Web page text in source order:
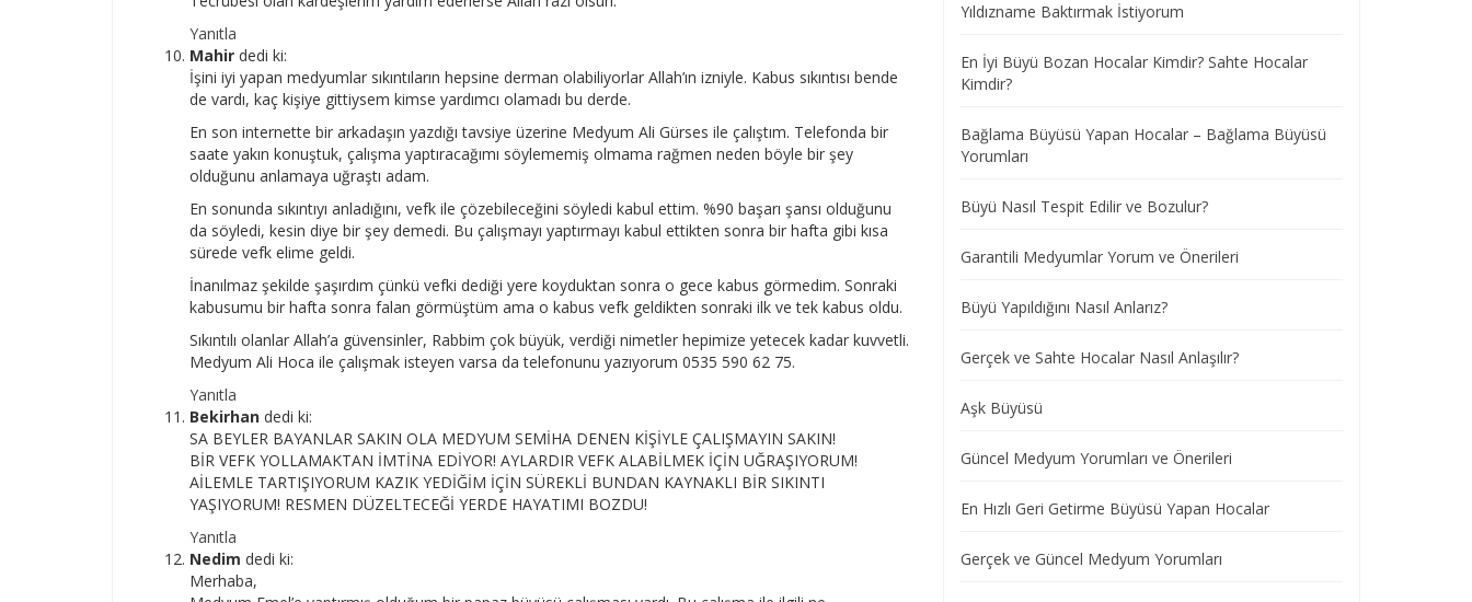
Yanıtla
Mahir dedi ki:
İşini iyi yapan medyumlar sıkıntıların hepsine derman olabiliyorlar Allah’ın izniyle. Kabus sıkıntısı bende
de vardı, kaç kişiye gittiysem kimse yardımcı olamadı bu derde.
En son internette bir arkadaşın yazdığı tavsiye üzerine Medyum Ali Gürses ile çalıştım. Telefonda bir
saate yakın konuştuk, çalışma yaptıracağımı söylememiş olmama rağmen neden böyle bir şey
olduğunu anlamaya uğraştı adam.
En sonunda sıkıntıyı anladığını, vefk ile çözebileceğini söyledi kabul ettim. %90 başarı şansı olduğunu
da söyledi, kesin diye bir şey demedi. Bu çalışmayı yaptırmayı kabul ettikten sonra bir hafta gibi kısa
sürede vefk elime geldi.
İnanılmaz şekilde şaşırdım çünkü vefki dediği yere koyduktan sonra o gece kabus görmedim. Sonraki
kabusumu bir hafta sonra falan görmüştüm ama o kabus vefk geldikten sonraki ilk ve tek kabus oldu.
Sıkıntılı olanlar Allah’a güvensinler, Rabbim çok büyük, verdiği nimetler hepimize yetecek kadar kuvvetli.
Medyum Ali Hoca ile çalışmak isteyen varsa da telefonunu yazıyorum 0535 590 62 75.
Yanıtla
Bekirhan dedi ki:
SA BEYLER BAYANLAR SAKIN OLA MEDYUM SEMİHA DENEN KİŞİYLE ÇALIŞMAYIN SAKIN!
BİR VEFK YOLLAMAKTAN İMTİNA EDİYOR! AYLARDIR VEFK ALABİLMEK İÇİN UĞRAŞIYORUM!
AİLEMLE TARTIŞIYORUM KAZIK YEDİĞİM İÇİN SÜREKLİ BUNDAN KAYNAKLI BİR SIKINTI
YAŞIYORUM! RESMEN DÜZELTECEĞİ YERDE HAYATIMI BOZDU!
Yanıtla
Nedim dedi ki:
Merhaba,
Yıldızname Baktırmak İstiyorum
En İyi Büyü Bozan Hocalar Kimdir? Sahte Hocalar
Kimdir?
Bağlama Büyüsü Yapan Hocalar – Bağlama Büyüsü
Yorumları
Büyü Nasıl Tespit Edilir ve Bozulur?
Garantili Medyumlar Yorum ve Önerileri
Büyü Yapıldığını Nasıl Anlarız?
Gerçek ve Sahte Hocalar Nasıl Anlaşılır?
Aşk Büyüsü
Güncel Medyum Yorumları ve Önerileri
En Hızlı Geri Getirme Büyüsü Yapan Hocalar
Gerçek ve Güncel Medyum Yorumları